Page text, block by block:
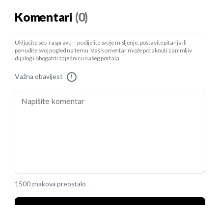
Komentari (0)
Uključite se u raspravu – podijelite svoje mišljenje, postavite pitanja ili
ponudite svoj pogled na temu. Vaš komentar može potaknuti zanimljiv
dijalog i obogatiti zajednicu našeg portala.
Važna obavijest !
1500 znakova preostalo